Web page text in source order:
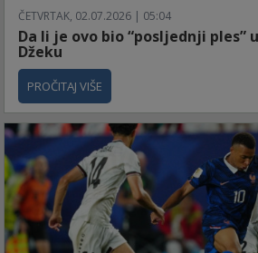
ČETVRTAK, 02.07.2026 | 05:04
Da li je ovo bio “posljednji ples”
Džeku
PROČITAJ VIŠE